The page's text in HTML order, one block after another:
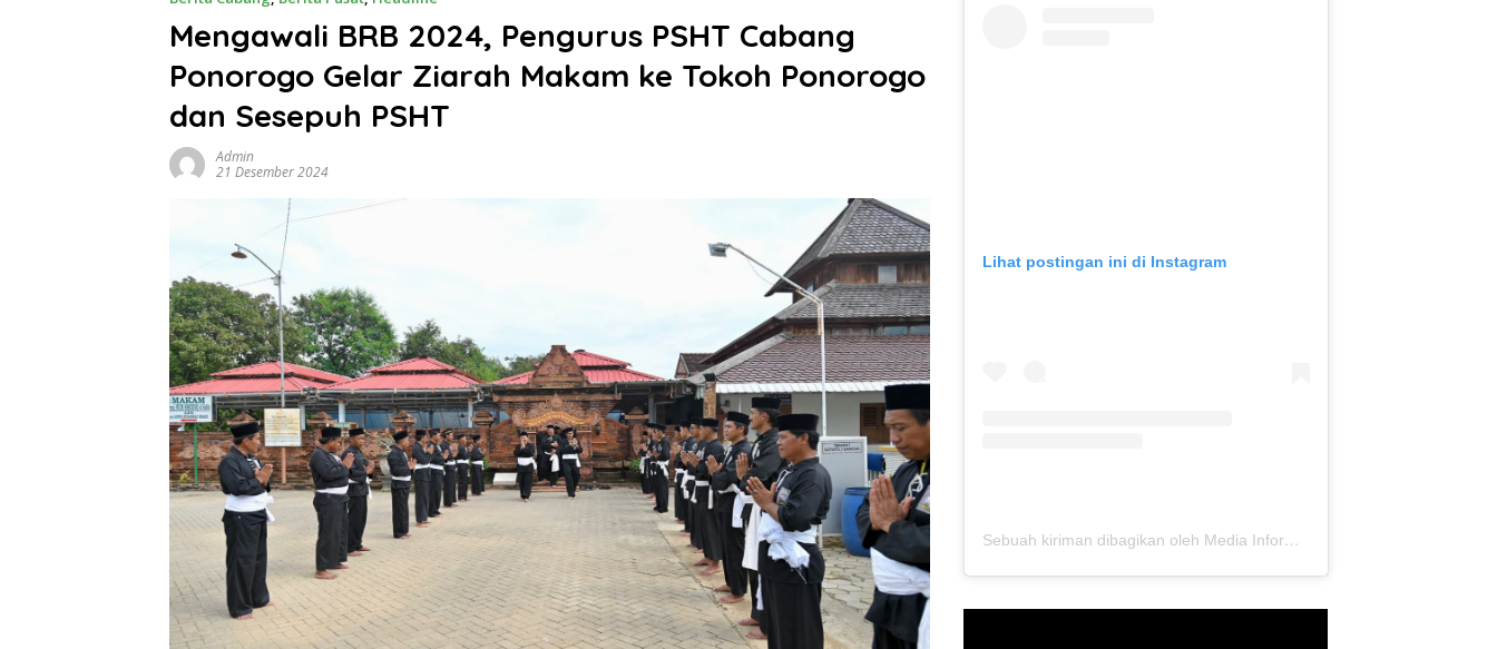
Mengawali BRB 2024, Pengurus PSHT Cabang
Ponorogo Gelar Ziarah Makam ke Tokoh Ponorogo
dan Sesepuh PSHT
Admin
21 Desember 2024
Lihat postingan ini di Instagram
Sebuah kiriman dibagikan oleh Media Informasi Dewan Pusat Persaudaraan Setia Hati Terate (@media.dewanpusat)